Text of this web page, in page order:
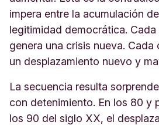
impera entre la acumulación
legitimidad democrática.
genera una crisis nueva. Cada
un desplazamiento nuevo y
La secuencia resulta
con detenimiento. En los 80 y
los 90 del siglo XX, el